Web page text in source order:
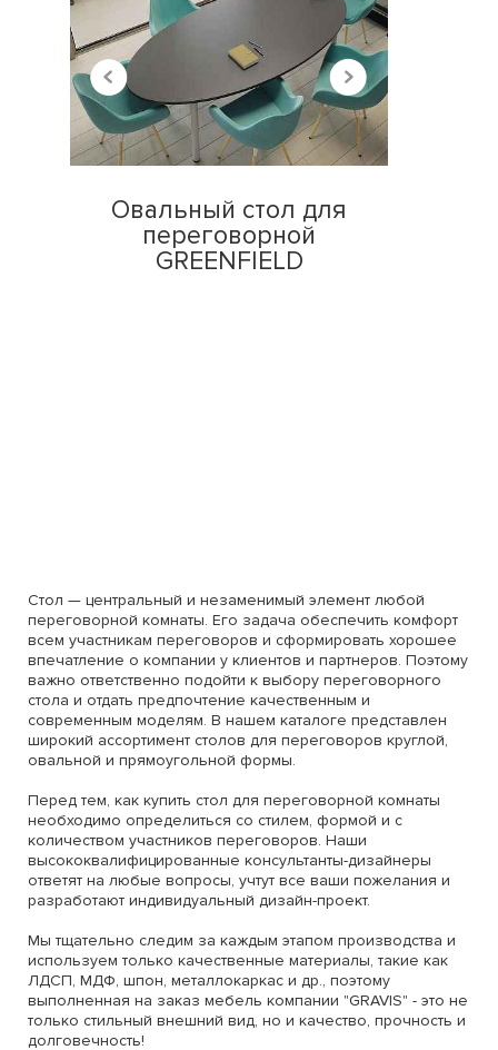
Овальный стол для
переговорной
GREENFIELD
Стол — центральный и незаменимый элемент любой
переговорной комнаты. Его задача обеспечить комфорт
всем участникам переговоров и сформировать хорошее
впечатление о компании у клиентов и партнеров. Поэтому
важно ответственно подойти к выбору переговорного
стола и отдать предпочтение качественным и
современным моделям. В нашем каталоге представлен
широкий ассортимент столов для переговоров круглой,
овальной и прямоугольной формы.
Перед тем, как купить стол для переговорной комнаты
необходимо определиться со стилем, формой и с
количеством участников переговоров. Наши
высококвалифицированные консультанты-дизайнеры
ответят на любые вопросы, учтут все ваши пожелания и
разработают индивидуальный дизайн-проект.
Мы тщательно следим за каждым этапом производства и
используем только качественные материалы, такие как
ЛДСП, МДФ, шпон, металлокаркас и др., поэтому
выполненная на заказ мебель компании "GRAVIS" - это не
только стильный внешний вид, но и качество, прочность и
долговечность!